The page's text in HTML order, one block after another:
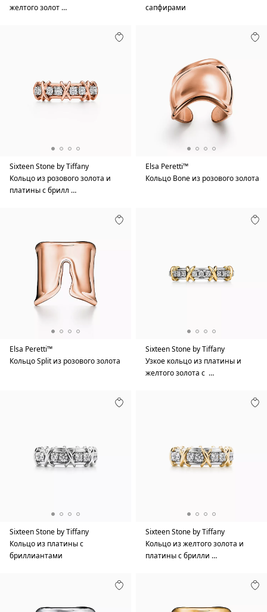
желтого золот …
сапфирами
Sixteen Stone by Tiffany
Кольцо из розового золота и
платины с брилл …
Elsa Peretti™
Кольцо Bone из розового золота
Elsa Peretti™
Кольцо Split из розового золота
Sixteen Stone by Tiffany
Узкое кольцо из платины и
желтого золота с …
Sixteen Stone by Tiffany
Кольцо из платины с
бриллиантами
Sixteen Stone by Tiffany
Кольцо из желтого золота и
платины с брилли …